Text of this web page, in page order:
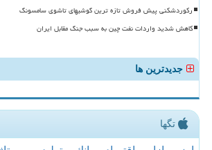
رکوردشکنی پیش فروش تازه ترین گوشیهای تاشوی سامسونگ
کاهش شدید واردات نفت چین به سبب جنگ مقابل ایران
جدیدترین ها
تگها